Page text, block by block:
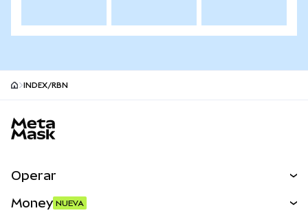
INDEX/RBN
Operar
Money NUEVA